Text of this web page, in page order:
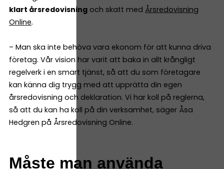
klart årsredovisning och skatt med Årsredovisning
Online.
– Man ska inte behöva vara ekonom för att kunna driva
företag. Vår vision har varit att baka in allt krångligt
regelverk i en smart tjänst, så att du som företagare
kan känna dig trygg med att upprätta din egen
årsredovisning och deklaration. Vi har koll på reglerna,
så att du kan ha koll på din verksamhet, säger Åsa
Hedgren på Årsredovisning Online.
Måste man använda